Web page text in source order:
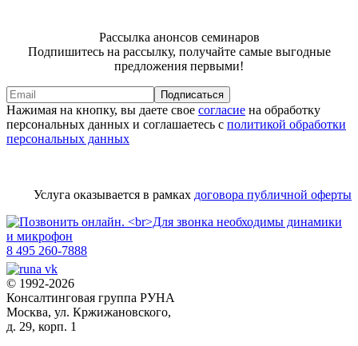
Рассылка анонсов семинаров
Подпишитесь на рассылку, получайте самые выгодные
предложения первыми!
Подписаться
Нажимая на кнопку, вы даете свое согласие на обработку
персональных данных и соглашаетесь с политикой обработки
персональных данных
Услуга оказывается в рамках договора публичной оферты
8 495 260-7888
© 1992-2026
Консалтинговая группа РУНА
Москва, ул. Кржижановского,
д. 29, корп. 1